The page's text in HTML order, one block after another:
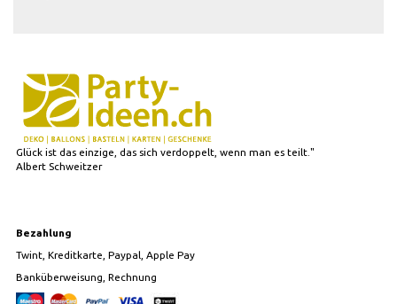
Glück ist das einzige, das sich verdoppelt, wenn man es teilt."
Albert Schweitzer
Bezahlung
Twint, Kreditkarte, Paypal, Apple Pay
Banküberweisung, Rechnung